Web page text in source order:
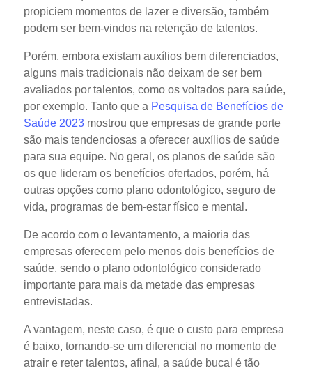
propiciem momentos de lazer e diversão, também
podem ser bem-vindos na retenção de talentos.
Porém, embora existam auxílios bem diferenciados,
alguns mais tradicionais não deixam de ser bem
avaliados por talentos, como os voltados para saúde,
por exemplo. Tanto que a Pesquisa de Benefícios de
Saúde 2023mostrou que empresas de grande porte
são mais tendenciosas a oferecer auxílios de saúde
para sua equipe. No geral, os planos de saúde são
os que lideram os benefícios ofertados, porém, há
outras opções como plano odontológico, seguro de
vida, programas de bem-estar físico e mental.
De acordo com o levantamento, a maioria das
empresas oferecem pelo menos dois benefícios de
saúde, sendo o plano odontológico considerado
importante para mais da metade das empresas
entrevistadas.
A vantagem, neste caso, é que o custo para empresa
é baixo, tornando-se um diferencial no momento de
atrair e reter talentos, afinal, a saúde bucal é tão